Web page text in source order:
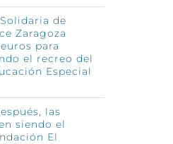
de
Zaragoza
para
el recreo del
Especial
las
siendo el
El